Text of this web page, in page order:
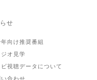
せ
向け推奨番組
ジオ見学
視聴データについて
い合わせ